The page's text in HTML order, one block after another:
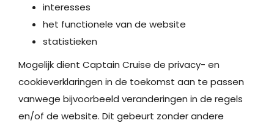
interesses
het functionele van de website
statistieken
Mogelijk dient Captain Cruise de privacy- en
cookieverklaringen in de toekomst aan te passen
vanwege bijvoorbeeld veranderingen in de regels
en/of de website. Dit gebeurt zonder andere